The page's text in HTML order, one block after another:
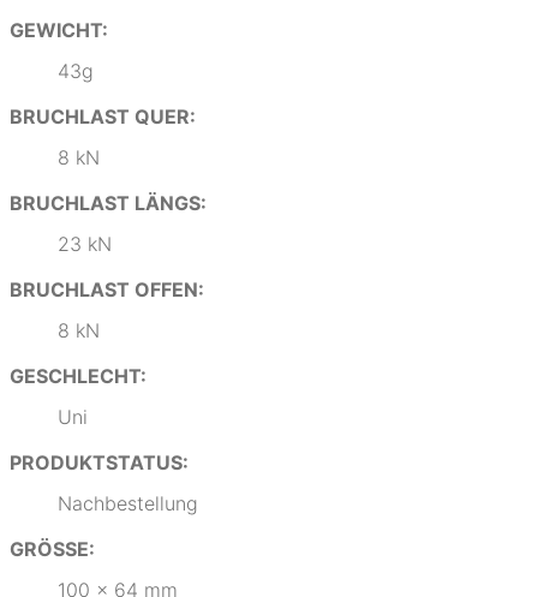
GEWICHT:
43g
BRUCHLAST QUER:
8 kN
BRUCHLAST LÄNGS:
23 kN
BRUCHLAST OFFEN:
8 kN
GESCHLECHT:
Uni
PRODUKTSTATUS:
Nachbestellung
GRÖSSE:
100 x 64 mm